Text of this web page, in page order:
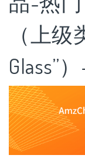
（上级
Glass”